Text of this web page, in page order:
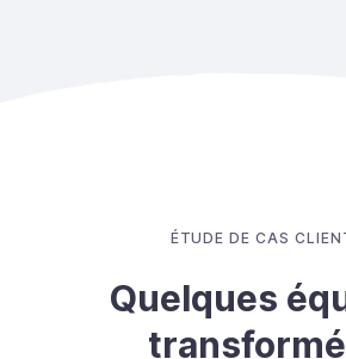
ÉTUDE DE CAS
Quelques